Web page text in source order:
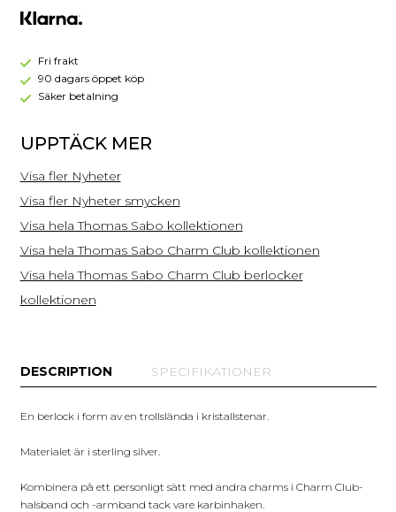
Trollslända
1872-
14 Fri frakt
90 dagars öppet köp
Säker betalning
UPPTÄCK MER
Visa fler Nyheter
Visa fler Nyheter smycken
Visa hela Thomas Sabo kollektionen
Visa hela Thomas Sabo Charm Club kollektionen
Visa hela Thomas Sabo Charm Club berlocker
kollektionen
DESCRIPTION SPECIFIKATIONER
En berlock i form av en trollslända i kristallstenar.
Materialet är i sterling silver.
Kombinera på ett personligt sätt med andra charms i Charm Club-
halsband och -armband tack vare karbinhaken.